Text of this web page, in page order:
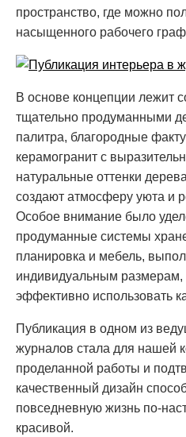
пространство, где можно
насыщенного рабочего
В основе концепции лежит
тщательно продуманными
палитра, благородные
керамогранит с
натуральные оттенки
создают атмосферу уюта и
Особое внимание было
продуманные системы
планировка и мебель,
индивидуальным
эффективно использовать
Публикация в одном из
журналов стала для нашей
проделанной работы и
качественный дизайн
повседневную жизнь по-
красивой.